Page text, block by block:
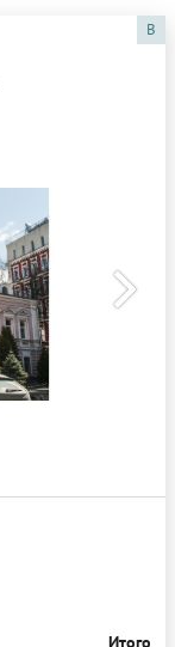
B
Итого